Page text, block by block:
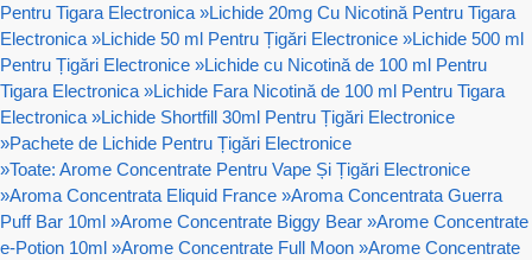
Pentru Tigara Electronica »Lichide 20mg Cu Nicotină Pentru Tigara
Electronica »Lichide 50 ml Pentru Țigări Electronice »Lichide 500 ml
Pentru Țigări Electronice »Lichide cu Nicotină de 100 ml Pentru
Tigara Electronica »Lichide Fara Nicotină de 100 ml Pentru Tigara
Electronica »Lichide Shortfill 30ml Pentru Țigări Electronice
»Pachete de Lichide Pentru Țigări Electronice
»Toate: Arome Concentrate Pentru Vape Și Țigări Electronice
»Aroma Concentrata Eliquid France »Aroma Concentrata Guerra
Puff Bar 10ml »Arome Concentrate Biggy Bear »Arome Concentrate
e-Potion 10ml »Arome Concentrate Full Moon »Arome Concentrate